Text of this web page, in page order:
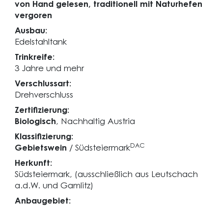
von Hand gelesen, traditionell mit Naturhefen
vergoren
Ausbau:
Edelstahltank
Trinkreife:
3 Jahre und mehr
Verschlussart:
Drehverschluss
Zertifizierung:
Biologisch, Nachhaltig Austria
Klassifizierung:
Gebietswein / SüdsteiermarkDAC
Herkunft:
Südsteiermark, (ausschließlich aus Leutschach
a.d.W. und Gamlitz)
Anbaugebiet: